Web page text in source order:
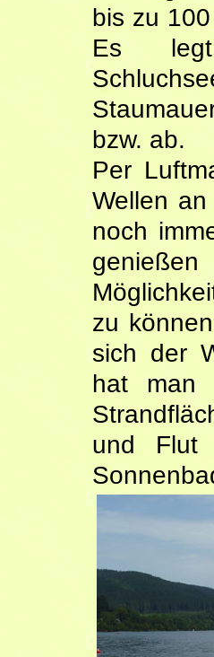
bis zu
Es
bzw. ab.
Per
Wellen
noch
zu
sich der
hat man
und Flut